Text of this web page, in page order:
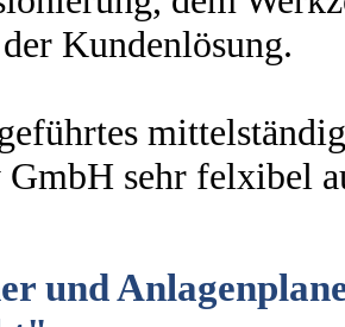
Kundenlösung.
sehr felxibel
und